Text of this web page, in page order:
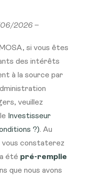
06/2026 –
si vous êtes
des intérêts
à la source par
veuillez
Investisseur
?). Au
vous constaterez
été pré-remplie
que nous avons